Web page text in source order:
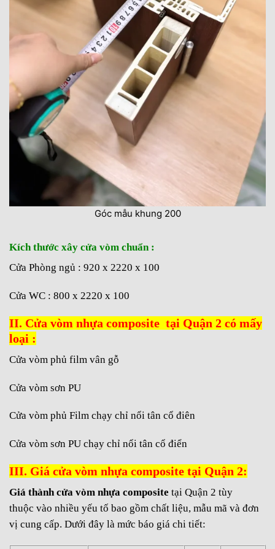
Góc mẫu khung 200
Kích thước xây cửa vòm chuẩn :
Cửa Phòng ngủ : 920 x 2220 x 100
Cửa WC : 800 x 2220 x 100
II. Cửa vòm nhựa composite tại Quận 2 có mấy
loại :
Cửa vòm phủ film vân gỗ
Cửa vòm sơn PU
Cửa vòm phủ Film chạy chỉ nổi tân cổ điên
Cửa vòm sơn PU chạy chỉ nổi tân cổ điển
III. Giá cửa vòm nhựa composite tại Quận 2:
Giá thành cửa vòm nhựa composite tại Quận 2 tùy
thuộc vào nhiều yếu tố bao gồm chất liệu, mẫu mã và đơn
vị cung cấp. Dưới đây là mức báo giá chi tiết: